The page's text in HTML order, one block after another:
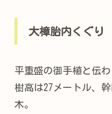
大樟胎内くぐり
平重盛の御手植と伝
樹高は27メートル、
木。